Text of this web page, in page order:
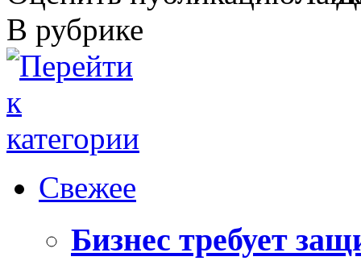
В рубрике
Свежее
Бизнес требует